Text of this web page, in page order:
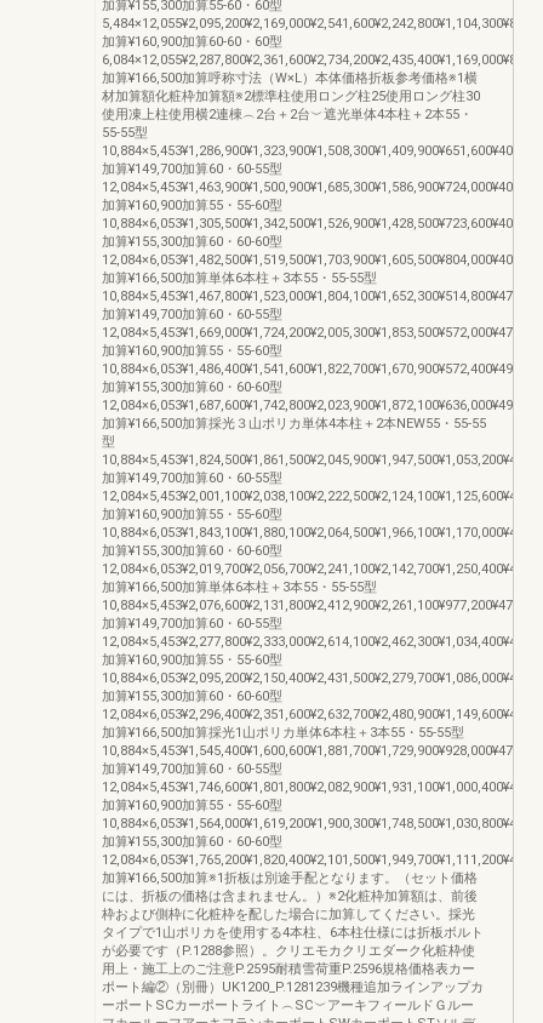
加算¥155,300加算55-60・60型
5,484×12,055¥2,095,200¥2,169,000¥2,541,600¥2,242,800¥1,104,300¥82,000
加算¥160,900加算60-60・60型
6,084×12,055¥2,287,800¥2,361,600¥2,734,200¥2,435,400¥1,169,000¥82,000
加算¥166,500加算呼称寸法（W×L）本体価格折板参考価格※1横
材加算額化粧枠加算額※2標準柱使用ロング柱25使用ロング柱30
使用凍上柱使用横2連棟︵2台＋2台︶遮光単体4本柱＋2本55・
55-55型
10,884×5,453¥1,286,900¥1,323,900¥1,508,300¥1,409,900¥651,600¥40,400
加算¥149,700加算60・60-55型
12,084×5,453¥1,463,900¥1,500,900¥1,685,300¥1,586,900¥724,000¥40,400
加算¥160,900加算55・55-60型
10,884×6,053¥1,305,500¥1,342,500¥1,526,900¥1,428,500¥723,600¥40,400
加算¥155,300加算60・60-60型
12,084×6,053¥1,482,500¥1,519,500¥1,703,900¥1,605,500¥804,000¥40,400
加算¥166,500加算単体6本柱＋3本55・55-55型
10,884×5,453¥1,467,800¥1,523,000¥1,804,100¥1,652,300¥514,800¥47,400
加算¥149,700加算60・60-55型
12,084×5,453¥1,669,000¥1,724,200¥2,005,300¥1,853,500¥572,000¥47,400
加算¥160,900加算55・55-60型
10,884×6,053¥1,486,400¥1,541,600¥1,822,700¥1,670,900¥572,400¥49,200
加算¥155,300加算60・60-60型
12,084×6,053¥1,687,600¥1,742,800¥2,023,900¥1,872,100¥636,000¥49,200
加算¥166,500加算採光３山ポリカ単体4本柱＋2本NEW55・55-55
型
10,884×5,453¥1,824,500¥1,861,500¥2,045,900¥1,947,500¥1,053,200¥40,400
加算¥149,700加算60・60-55型
12,084×5,453¥2,001,100¥2,038,100¥2,222,500¥2,124,100¥1,125,600¥40,400
加算¥160,900加算55・55-60型
10,884×6,053¥1,843,100¥1,880,100¥2,064,500¥1,966,100¥1,170,000¥40,400
加算¥155,300加算60・60-60型
12,084×6,053¥2,019,700¥2,056,700¥2,241,100¥2,142,700¥1,250,400¥40,400
加算¥166,500加算単体6本柱＋3本55・55-55型
10,884×5,453¥2,076,600¥2,131,800¥2,412,900¥2,261,100¥977,200¥47,400
加算¥149,700加算60・60-55型
12,084×5,453¥2,277,800¥2,333,000¥2,614,100¥2,462,300¥1,034,400¥47,400
加算¥160,900加算55・55-60型
10,884×6,053¥2,095,200¥2,150,400¥2,431,500¥2,279,700¥1,086,000¥49,200
加算¥155,300加算60・60-60型
12,084×6,053¥2,296,400¥2,351,600¥2,632,700¥2,480,900¥1,149,600¥49,200
加算¥166,500加算採光1山ポリカ単体6本柱＋3本55・55-55型
10,884×5,453¥1,545,400¥1,600,600¥1,881,700¥1,729,900¥928,000¥47,400
加算¥149,700加算60・60-55型
12,084×5,453¥1,746,600¥1,801,800¥2,082,900¥1,931,100¥1,000,400¥47,400
加算¥160,900加算55・55-60型
10,884×6,053¥1,564,000¥1,619,200¥1,900,300¥1,748,500¥1,030,800¥49,200
加算¥155,300加算60・60-60型
12,084×6,053¥1,765,200¥1,820,400¥2,101,500¥1,949,700¥1,111,200¥49,200
加算¥166,500加算※1折板は別途手配となります。（セット価格
には、折板の価格は含まれません。）※2化粧枠加算額は、前後
枠および側枠に化粧枠を配した場合に加算してください。採光
タイプで1山ポリカを使用する4本柱、6本柱仕様には折板ボルト
が必要です（P.1288参照）。クリエモカクリエダーク化粧枠使
用上・施工上のご注意P.2595耐積雪荷重P.2596規格価格表カー
ポート編②（別冊）UK1200_P.1281239機種追加ラインアップカ
ーポートSCカーポートライト︵SC︶アーキフィールドＧルー